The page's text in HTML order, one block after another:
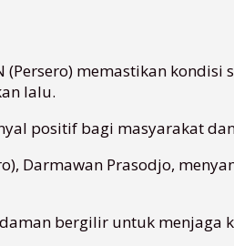
(Persero) memastikan
lalu.
positif bagi masyarakat
Darmawan Prasodjo,
bergilir untuk